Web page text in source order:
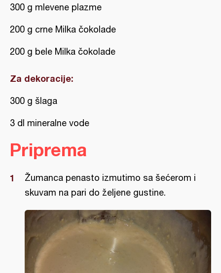
300 g mlevene plazme
200 g crne Milka čokolade
200 g bele Milka čokolade
Za dekoracije:
300 g šlaga
3 dl mineralne vode
Priprema
Žumanca penasto izmutimo sa šećerom i
skuvam na pari do željene gustine.